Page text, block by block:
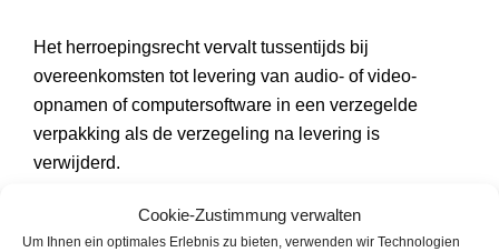
Cookie-Zustimmung verwalten
Um Ihnen ein optimales Erlebnis zu bieten, verwenden wir Technologien
Het herroepingsrecht vervalt tussentijds bij
overeenkomsten tot levering van audio- of video-
opnamen of computersoftware in een verzegelde
verpakking als de verzegeling na levering is
verwijderd.
B. Herroepingsformulier